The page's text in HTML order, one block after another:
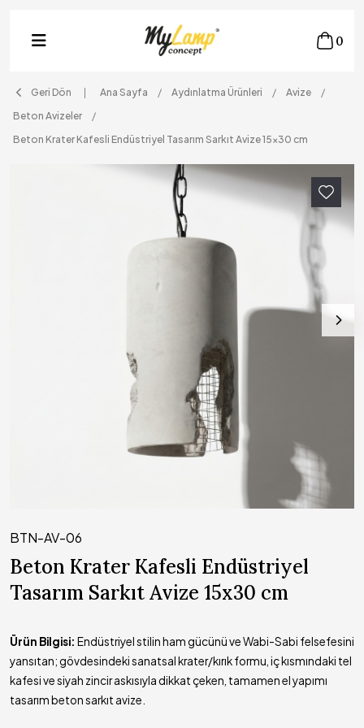
0
Geri Dön Ana Sayfa Aydınlatma Ürünleri
Avize
Beton Avizeler
Beton Krater Kafesli Endüstriyel Tasarım Sarkıt Avize 15x30 cm
BTN-AV-06
Beton Krater Kafesli Endüstriyel
Tasarım Sarkıt Avize 15x30 cm
Ürün Bilgisi: Endüstriyel stilin ham gücünü ve Wabi-Sabi felsefesini
yansıtan; gövdesindeki sanatsal krater/kırık formu, iç kısmındaki tel
kafesi ve siyah zincir askısıyla dikkat çeken, tamamen el yapımı
tasarım beton sarkıt avize.